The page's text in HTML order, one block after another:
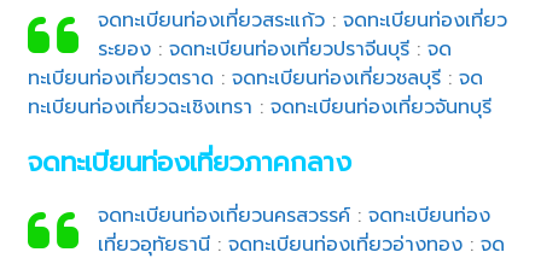
จดทะเบียนท่องเที่ยวสระแก้ว: จดทะเบียนท่องเที่ยว
ระยอง: จดทะเบียนท่องเที่ยวปราจีนบุรี: จด
ทะเบียนท่องเที่ยวตราด :จดทะเบียนท่องเที่ยวชลบุรี :จด
ทะเบียนท่องเที่ยวฉะเชิงเทรา :จดทะเบียนท่องเที่ยวจันทบุรี
จดทะเบียนท่องเที่ยวภาคกลาง
จดทะเบียนท่องเที่ยวนครสวรรค์: จดทะเบียนท่อง
เที่ยวอุทัยธานี: จดทะเบียนท่องเที่ยวอ่างทอง: จด